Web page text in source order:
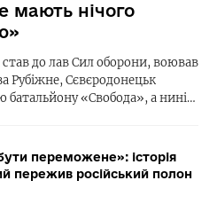
мають нічого
до лав Сил оборони, воював
Рубіжне, Сєвєродонецьк
батальйону «Свобода», а нині…
переможене»: історія
пережив російський полон